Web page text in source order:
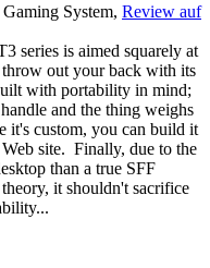
Gaming System, Review auf
series is aimed squarely at
out your back with its
with portability in mind;
and the thing weighs
it's custom, you can build it
site. Finally, due to the
than a true SFF
it shouldn't sacrifice